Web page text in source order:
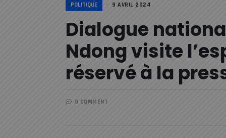
POLITIQUE 9 AVRIL 2024
Dialogue
Ndong visite
réservé à la
0 COMMENT